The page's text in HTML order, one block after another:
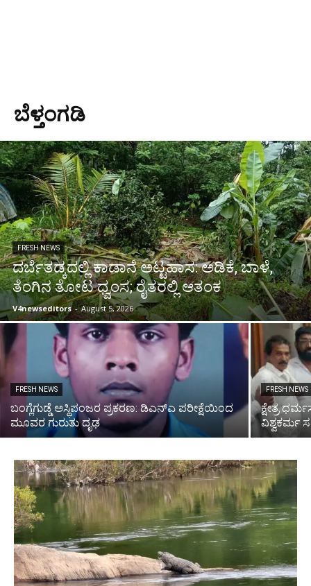
ಬೆಳ್ತಂಗಡಿ
FRESH NEWS
ದರ್ಬೆತಡ್ಕದಲ್ಲಿ ಕಾಡಾನೆ ಅಟ್ಟಹಾಸ: ಅಡಿಕೆ, ಬಾಳೆ,
ತೆಂಗಿನ ತೋಟ ಧ್ವಂಸ; ರೈತರಲ್ಲಿ ಆತಂಕ
V4newseditors - August 5, 2026
FRESH NEWS
ಬಂಗ್ಲೆಗುಡ್ಡೆ ಅಸ್ಥಿಪಂಜರ ಪ್ರಕರಣ: ಡಿಎನ್ಎ ಪರೀಕ್ಷೆಯಿಂದ
ಮೂವರ ಗುರುತು ದೃಢ
FRESH NEWS
ಕ್ಷೇತ್ರ
ವಿಶ್ವಕರ್ಮ